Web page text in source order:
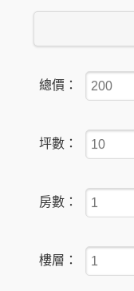
總價：
坪數：
房數：
樓層：